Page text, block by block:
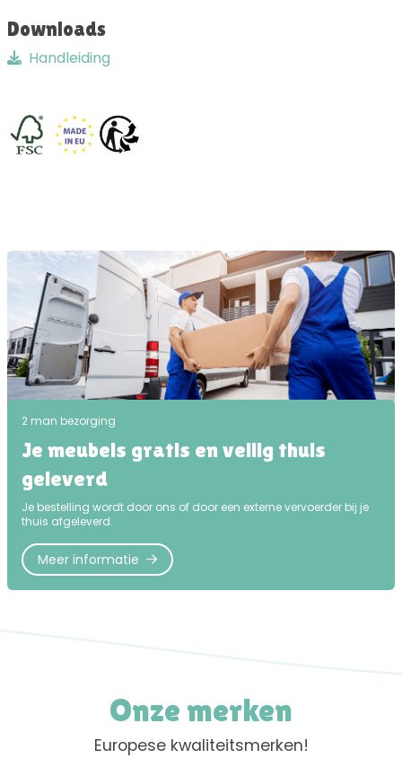
Downloads
Handleiding
2 man bezorging
Je meubels gratis en veilig thuis
geleverd
Je bestelling wordt door ons of door een externe vervoerder bij je
thuis afgeleverd.
Meer informatie
Onze merken
Europese kwaliteitsmerken!